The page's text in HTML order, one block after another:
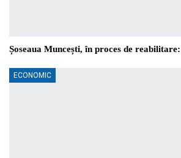
Șoseaua Muncești, în proces de
ECONOMIC